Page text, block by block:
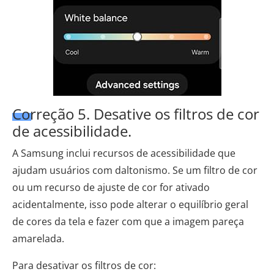
Correção 5. Desative os filtros de cor
de acessibilidade.
A Samsung inclui recursos de acessibilidade que
ajudam usuários com daltonismo. Se um filtro de cor
ou um recurso de ajuste de cor for ativado
acidentalmente, isso pode alterar o equilíbrio geral
de cores da tela e fazer com que a imagem pareça
amarelada.
Para desativar os filtros de cor: